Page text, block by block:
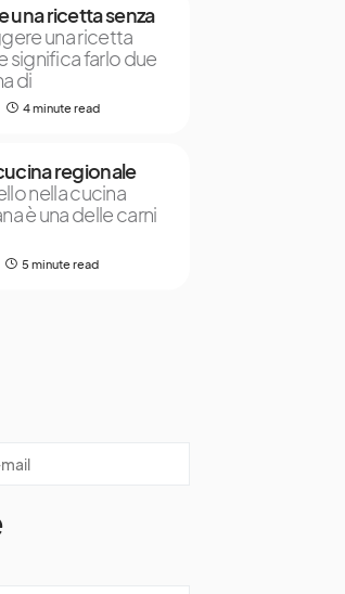
una ricetta senza
una ricetta
farlo due
di
4 minute read
regionale
nella cucina
è una delle carni
5 minute read